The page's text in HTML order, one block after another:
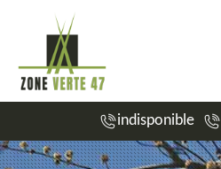
indisponible